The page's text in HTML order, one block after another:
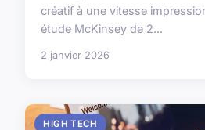
créatif à une vitesse
étude McKinsey de 2...
2 janvier 2026
HIGH TECH